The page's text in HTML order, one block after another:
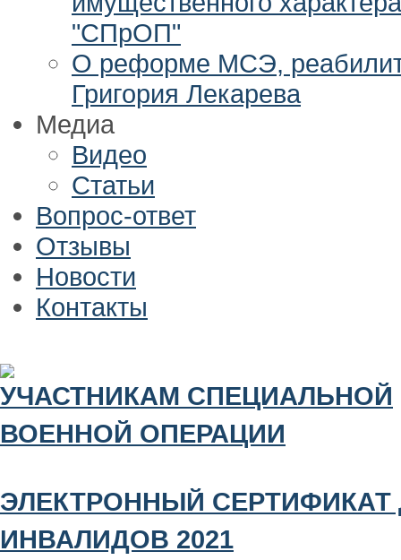
"СПрОП"
О реформе МСЭ,
Григория Лекарева
Медиа
Видео
Статьи
Вопрос-ответ
Отзывы
Новости
Контакты
УЧАСТНИКАМ СПЕЦИАЛЬНОЙ
ВОЕННОЙ ОПЕРАЦИИ
ЭЛЕКТРОННЫЙ СЕРТИФИКАТ
ИНВАЛИДОВ 2021